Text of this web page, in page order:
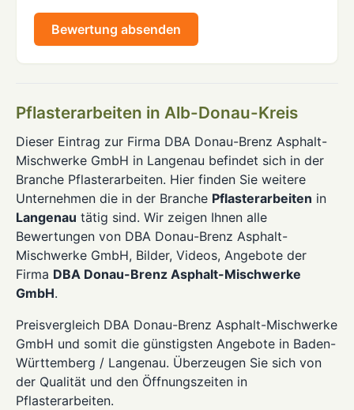
Bewertung absenden
Pflasterarbeiten in Alb-Donau-Kreis
Dieser Eintrag zur Firma DBA Donau-Brenz Asphalt-
Mischwerke GmbH in Langenau befindet sich in der
Branche Pflasterarbeiten. Hier finden Sie weitere
Unternehmen die in der Branche Pflasterarbeiten in
Langenau tätig sind. Wir zeigen Ihnen alle
Bewertungen von DBA Donau-Brenz Asphalt-
Mischwerke GmbH, Bilder, Videos, Angebote der
Firma DBA Donau-Brenz Asphalt-Mischwerke
GmbH.
Preisvergleich DBA Donau-Brenz Asphalt-Mischwerke
GmbH und somit die günstigsten Angebote in Baden-
Württemberg / Langenau. Überzeugen Sie sich von
der Qualität und den Öffnungszeiten in
Pflasterarbeiten.